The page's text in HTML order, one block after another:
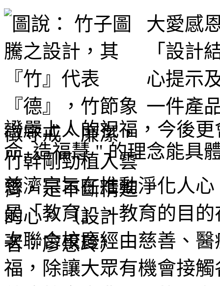
大愛感
「設計
心提示
一件產
證嚴上人的祝福，今後
命, 造福慧 " 的理念能具
慈濟宗旨在推動淨化人
是「教育」，教育的目
次聯合校慶經由慈善、
福，除讓大眾有機會接